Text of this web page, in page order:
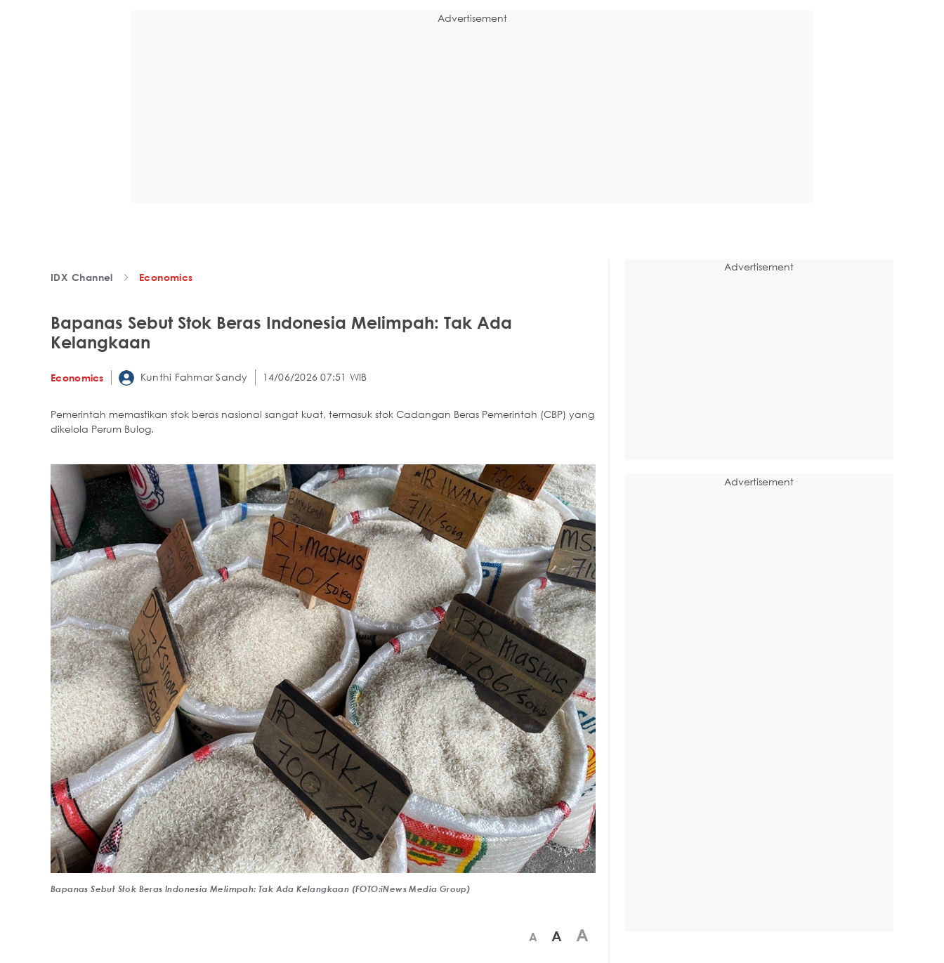
Advertisement
IDX Channel Economics
Bapanas Sebut Stok Beras Indonesia Melimpah: Tak Ada
Kelangkaan
Economics Kunthi Fahmar Sandy 14/06/2026 07:51 WIB
Pemerintah memastikan stok beras nasional sangat kuat, termasuk stok Cadangan Beras Pemerintah (CBP) yang
dikelola Perum Bulog.
Bapanas Sebut Stok Beras Indonesia Melimpah: Tak Ada Kelangkaan (FOTO:iNews Media Group)
A A A
Advertisement
Advertisement